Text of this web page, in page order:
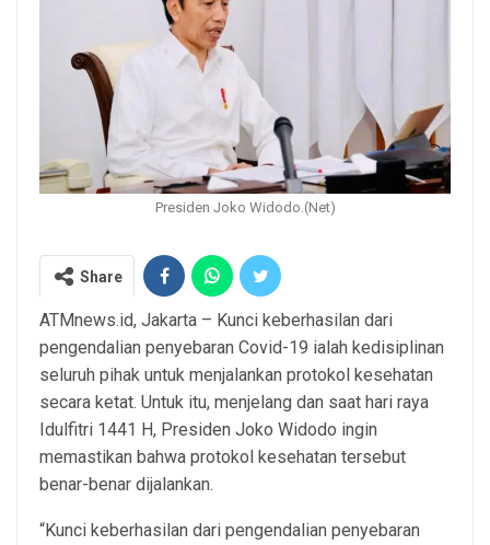
Presiden Joko Widodo.(Net)
Share
ATMnews.id, Jakarta – Kunci keberhasilan dari
pengendalian penyebaran Covid-19 ialah kedisiplinan
seluruh pihak untuk menjalankan protokol kesehatan
secara ketat. Untuk itu, menjelang dan saat hari raya
Idulfitri 1441 H, Presiden Joko Widodo ingin
memastikan bahwa protokol kesehatan tersebut
benar-benar dijalankan.
“Kunci keberhasilan dari pengendalian penyebaran